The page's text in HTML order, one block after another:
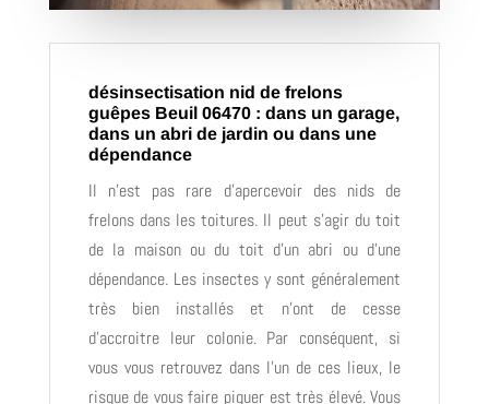
désinsectisation nid de frelons
guêpes Beuil 06470 : dans un garage,
dans un abri de jardin ou dans une
dépendance
Il n’est pas rare d’apercevoir des nids de
frelons dans les toitures. Il peut s’agir du toit
de la maison ou du toit d’un abri ou d’une
dépendance. Les insectes y sont généralement
très bien installés et n’ont de cesse
d’accroitre leur colonie. Par conséquent, si
vous vous retrouvez dans l’un de ces lieux, le
risque de vous faire piquer est très élevé. Vous